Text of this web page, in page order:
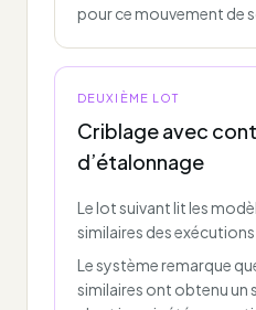
pour ce mouvement de
DEUXIÈME LOT
Criblage avec
d’étalonnage
Le lot suivant lit les
similaires des
Le système remarque
similaires ont obtenu un